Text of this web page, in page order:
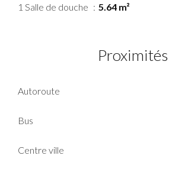
1 Salle de douche 5.64 m²
Proximités
Autoroute
Bus
Centre ville